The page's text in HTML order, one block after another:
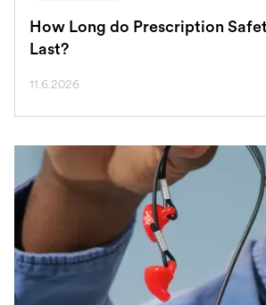
How Long do Prescription
Last?
11.6.2026